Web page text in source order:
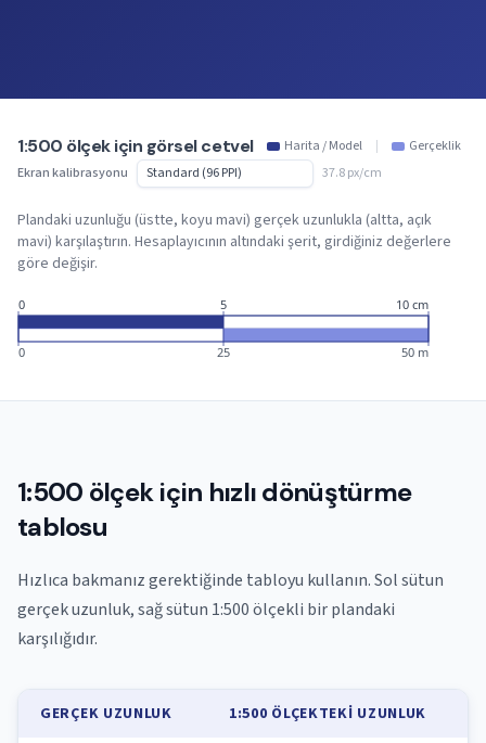
1:500 ölçek için görsel cetvel Harita / Model |
Gerçeklik
Ekran kalibrasyonu
37.8 px/cm
Plandaki uzunluğu (üstte, koyu mavi) gerçek uzunlukla (altta, açık
mavi) karşılaştırın. Hesaplayıcının altındaki şerit, girdiğiniz değerlere
göre değişir.
0
0
5
25
10 cm
50 m
1:500 ölçek için hızlı dönüştürme
tablosu
Hızlıca bakmanız gerektiğinde tabloyu kullanın. Sol sütun
gerçek uzunluk, sağ sütun 1:500 ölçekli bir plandaki
karşılığıdır.
GERÇEK UZUNLUK 1:500 ÖLÇEKTEKI UZUNLUK